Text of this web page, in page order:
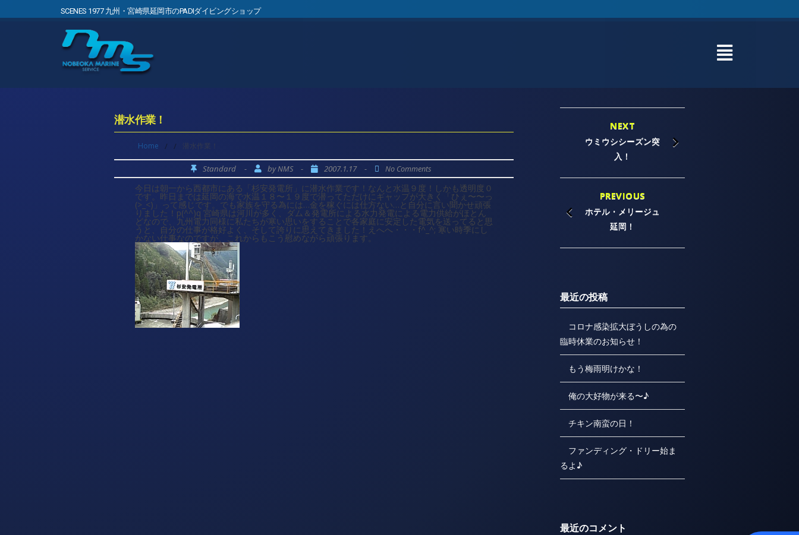
SCENES 1977 九州・宮崎県延岡市のPADIダイビングショップ
潜水作業！
Home / / 潜水作業！
Standard - byNMS - 2007.1.17 - No Comments
今日は朝一から西都市にある「杉安発電所」に潜水作業です！なんと水温９度！しかも透明度０
です。昨日までは延岡の海で水温１８〜１９度で潜ってただけにギャップが大きく「ひぇ〜〜っ
(>_<)」って感じです。でも家族を守る為には…金を稼ぐには仕方ない…と自分に言い聞かせ頑張
りました！p(^^)q 宮崎県は河川が多く、ダム＆発電所による水力発電による電力供給がほとん
どなので、九州電力同様に私たちが寒い思いをすることで各家庭に安定した電気を送ってると思
うと、自分の仕事が格好よく、そして誇りに思えてきました！えへへ・・・f^_^; 寒い時季にし
かない仕事なのですが、これからもこう慰めながら頑張ります。
NEXT
ウミウシシーズン突
入！
PREVIOUS
ホテル・メリージュ
延岡！
最近の投稿
コロナ感染拡大ぼうしの為の
臨時休業のお知らせ！
もう梅雨明けかな！
俺の大好物が来る〜♪
チキン南蛮の日！
ファンディング・ドリー始ま
るよ♪
最近のコメント